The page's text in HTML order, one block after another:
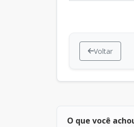
Voltar
O que você